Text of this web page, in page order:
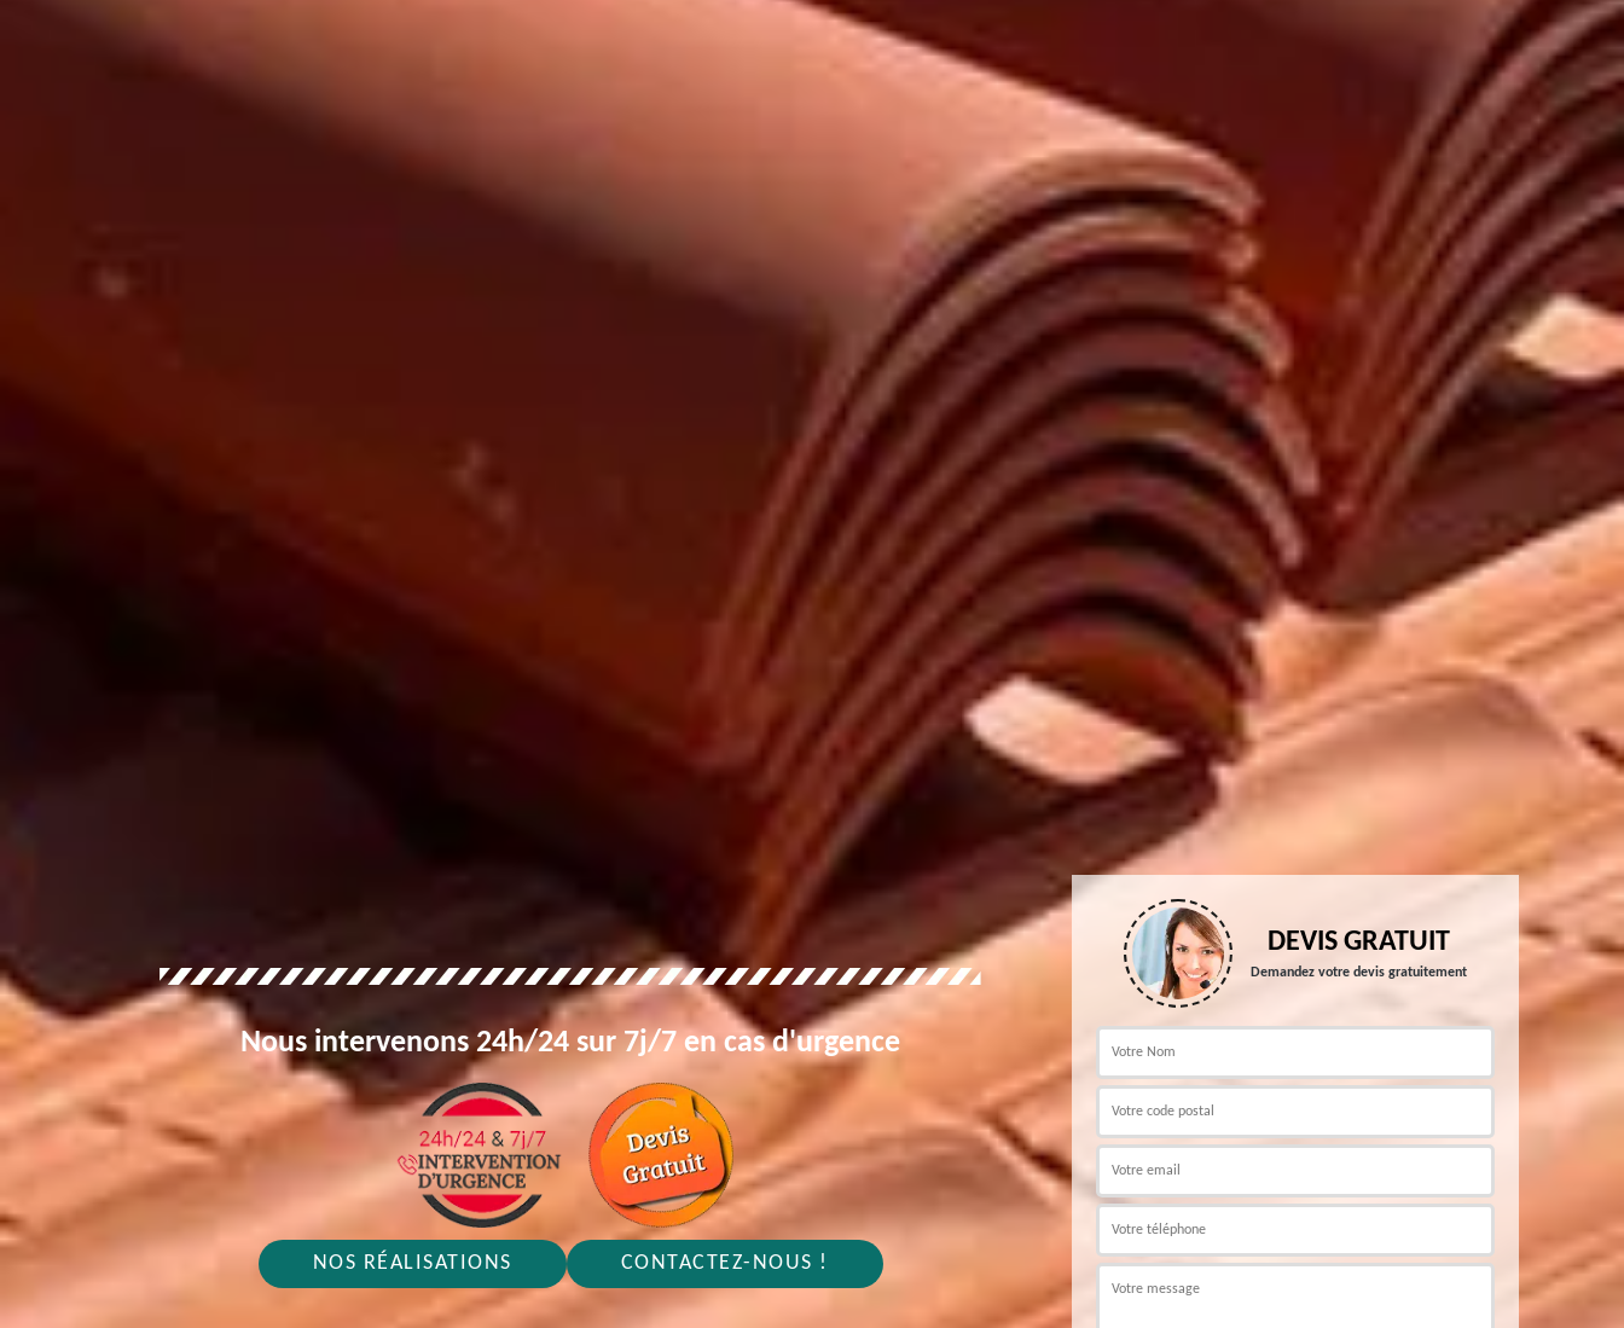
Nous intervenons 24h/24 sur 7j/7 en cas d'urgence
NOS RÉALISATIONS CONTACTEZ-NOUS !
DEVIS GRATUIT
Demandez votre devis gratuitement